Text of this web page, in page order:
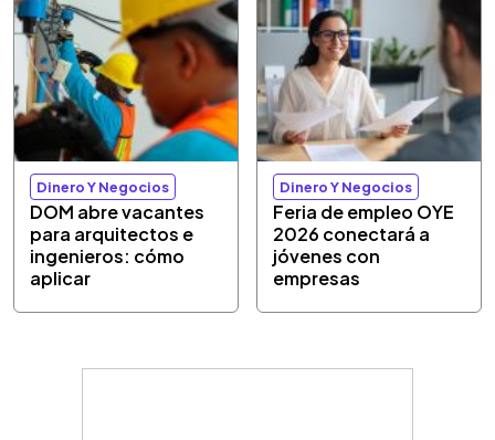
Dinero Y Negocios
DOM abre vacantes
para arquitectos e
ingenieros: cómo
aplicar
Dinero Y Negocios
Feria de empleo OYE
2026 conectará a
jóvenes con
empresas